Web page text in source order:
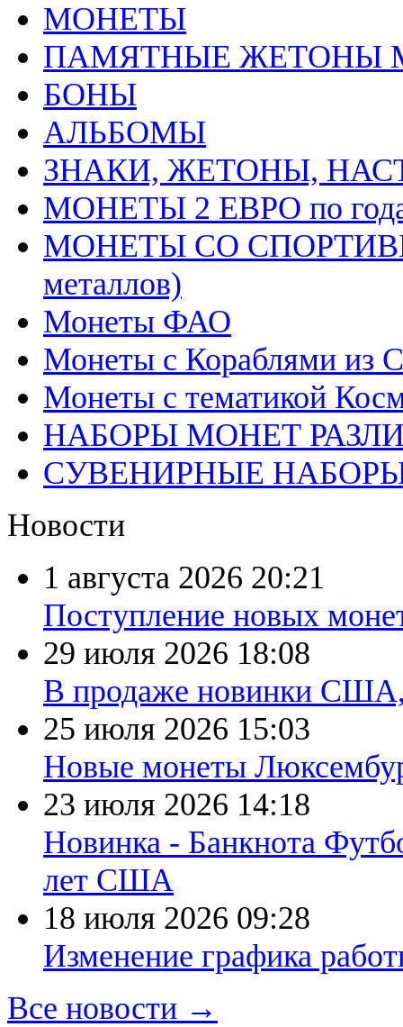
MОНЕТЫ
ПАМЯТНЫЕ ЖЕТОНЫ
БОНЫ
АЛЬБОМЫ
ЗНАКИ, ЖЕТОНЫ,
МОНЕТЫ 2 ЕВРО по
МОНЕТЫ СО
металлов)
Монеты ФАО
Монеты с Кораблями из
Монеты с тематикой
НАБОРЫ МОНЕТ
СУВЕНИРНЫЕ
Новости
1 августа 2026 20:21
Поступление новых
29 июля 2026 18:08
В продаже новинки
25 июля 2026 15:03
Новые монеты
23 июля 2026 14:18
Новинка - Банкнота
лет США
18 июля 2026 09:28
Изменение графика
Все новости →